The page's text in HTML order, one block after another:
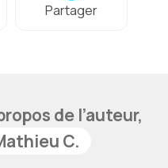
Partager
de l’auteur,
C.